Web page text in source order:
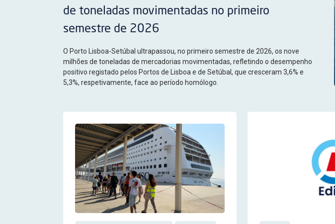
de toneladas movimentadas no primeiro
semestre de 2026
O Porto Lisboa-Setúbal ultrapassou, no primeiro semestre de 2026, os nove
milhões de toneladas de mercadorias movimentadas, refletindo o desempenho
positivo registado pelos Portos de Lisboa e de Setúbal, que cresceram 3,6% e
5,3%, respetivamente, face ao período homólogo.